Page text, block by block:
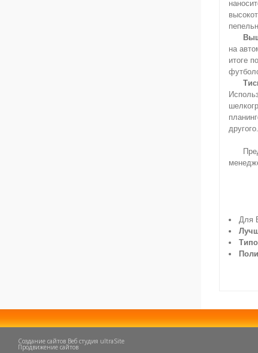
на
итоге
другого.
Для
Создание сайтов Веб студия ultraSite
Продвижение сайтов